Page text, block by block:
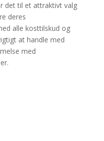
det til et attraktivt valg
deres
alle kosttilskud og
at handle med
med